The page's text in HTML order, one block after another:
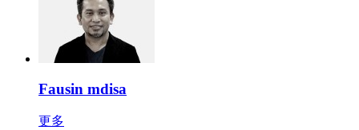
Fausin mdisa
更多